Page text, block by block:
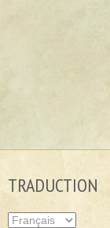
TRADUCTION